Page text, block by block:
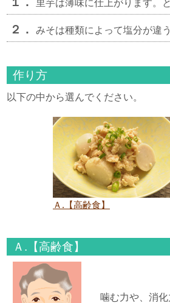
里芋は薄味に仕上がります。
２． みそは種類によって塩分が違
作り方
以下の中から選んでください。
Ａ.【高齢食】
Ａ.【高齢食】
噛む力や、消化